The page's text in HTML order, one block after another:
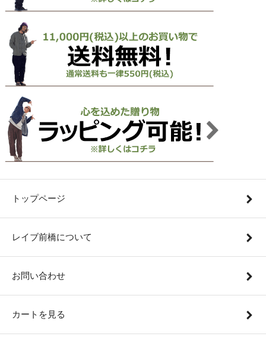
トップページ
レイブ前橋について
お問い合わせ
カートを見る